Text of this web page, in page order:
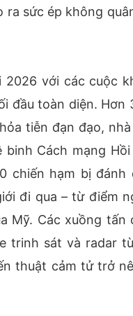
sức ép không
2026 với các cuộc
đầu toàn diện. Hơn
tiễn đạn đạo,
Cách mạng Hồi
chiến hạm bị đánh
đi qua – từ điểm
Mỹ. Các xuồng tấn
trinh sát và radar
thuật cảm tử trở